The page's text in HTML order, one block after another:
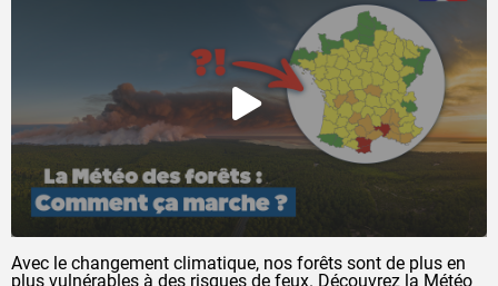
Avec le changement climatique, nos forêts sont de plus en
plus vulnérables à des risques de feux. Découvrez la Météo